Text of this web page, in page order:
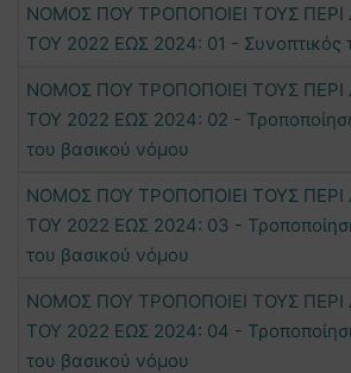
ΝΟΜΟΣ ΠΟΥ ΤΡΟΠΟΠΟΙΕΙ ΤΟΥΣ
ΤΟΥ 2022 ΕΩΣ 2024: 01 - Συνοπτικός
ΝΟΜΟΣ ΠΟΥ ΤΡΟΠΟΠΟΙΕΙ ΤΟΥΣ
ΤΟΥ 2022 ΕΩΣ 2024: 02 -
του βασικού νόμου
ΝΟΜΟΣ ΠΟΥ ΤΡΟΠΟΠΟΙΕΙ ΤΟΥΣ
ΤΟΥ 2022 ΕΩΣ 2024: 03 -
του βασικού νόμου
ΝΟΜΟΣ ΠΟΥ ΤΡΟΠΟΠΟΙΕΙ ΤΟΥΣ
ΤΟΥ 2022 ΕΩΣ 2024: 04 -
του βασικού νόμου